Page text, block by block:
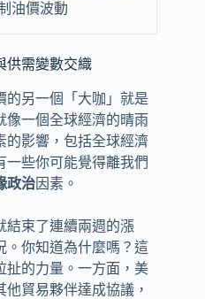
油價波動
供需變數交織
的另一個「大咖」就是
像一個全球經濟的晴雨
的影響，包括全球經濟
一些你可能覺得離我們
政治因素。
結束了連續兩週的漲
。你知道為什麼嗎？這
扯的力量。一方面，美
貿易夥伴達成協議，